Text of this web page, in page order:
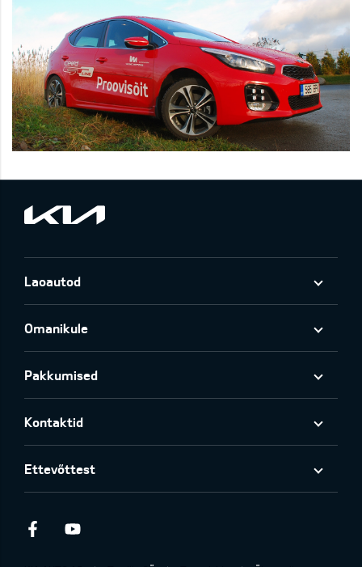
Laoautod
Omanikule
Pakkumised
Kontaktid
Ettevõttest
Facebook